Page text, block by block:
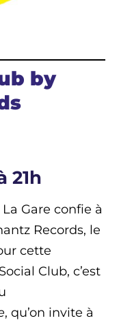
by
21h
Gare confie à
Records, le
cette
Club, c’est
, qu’on invite à